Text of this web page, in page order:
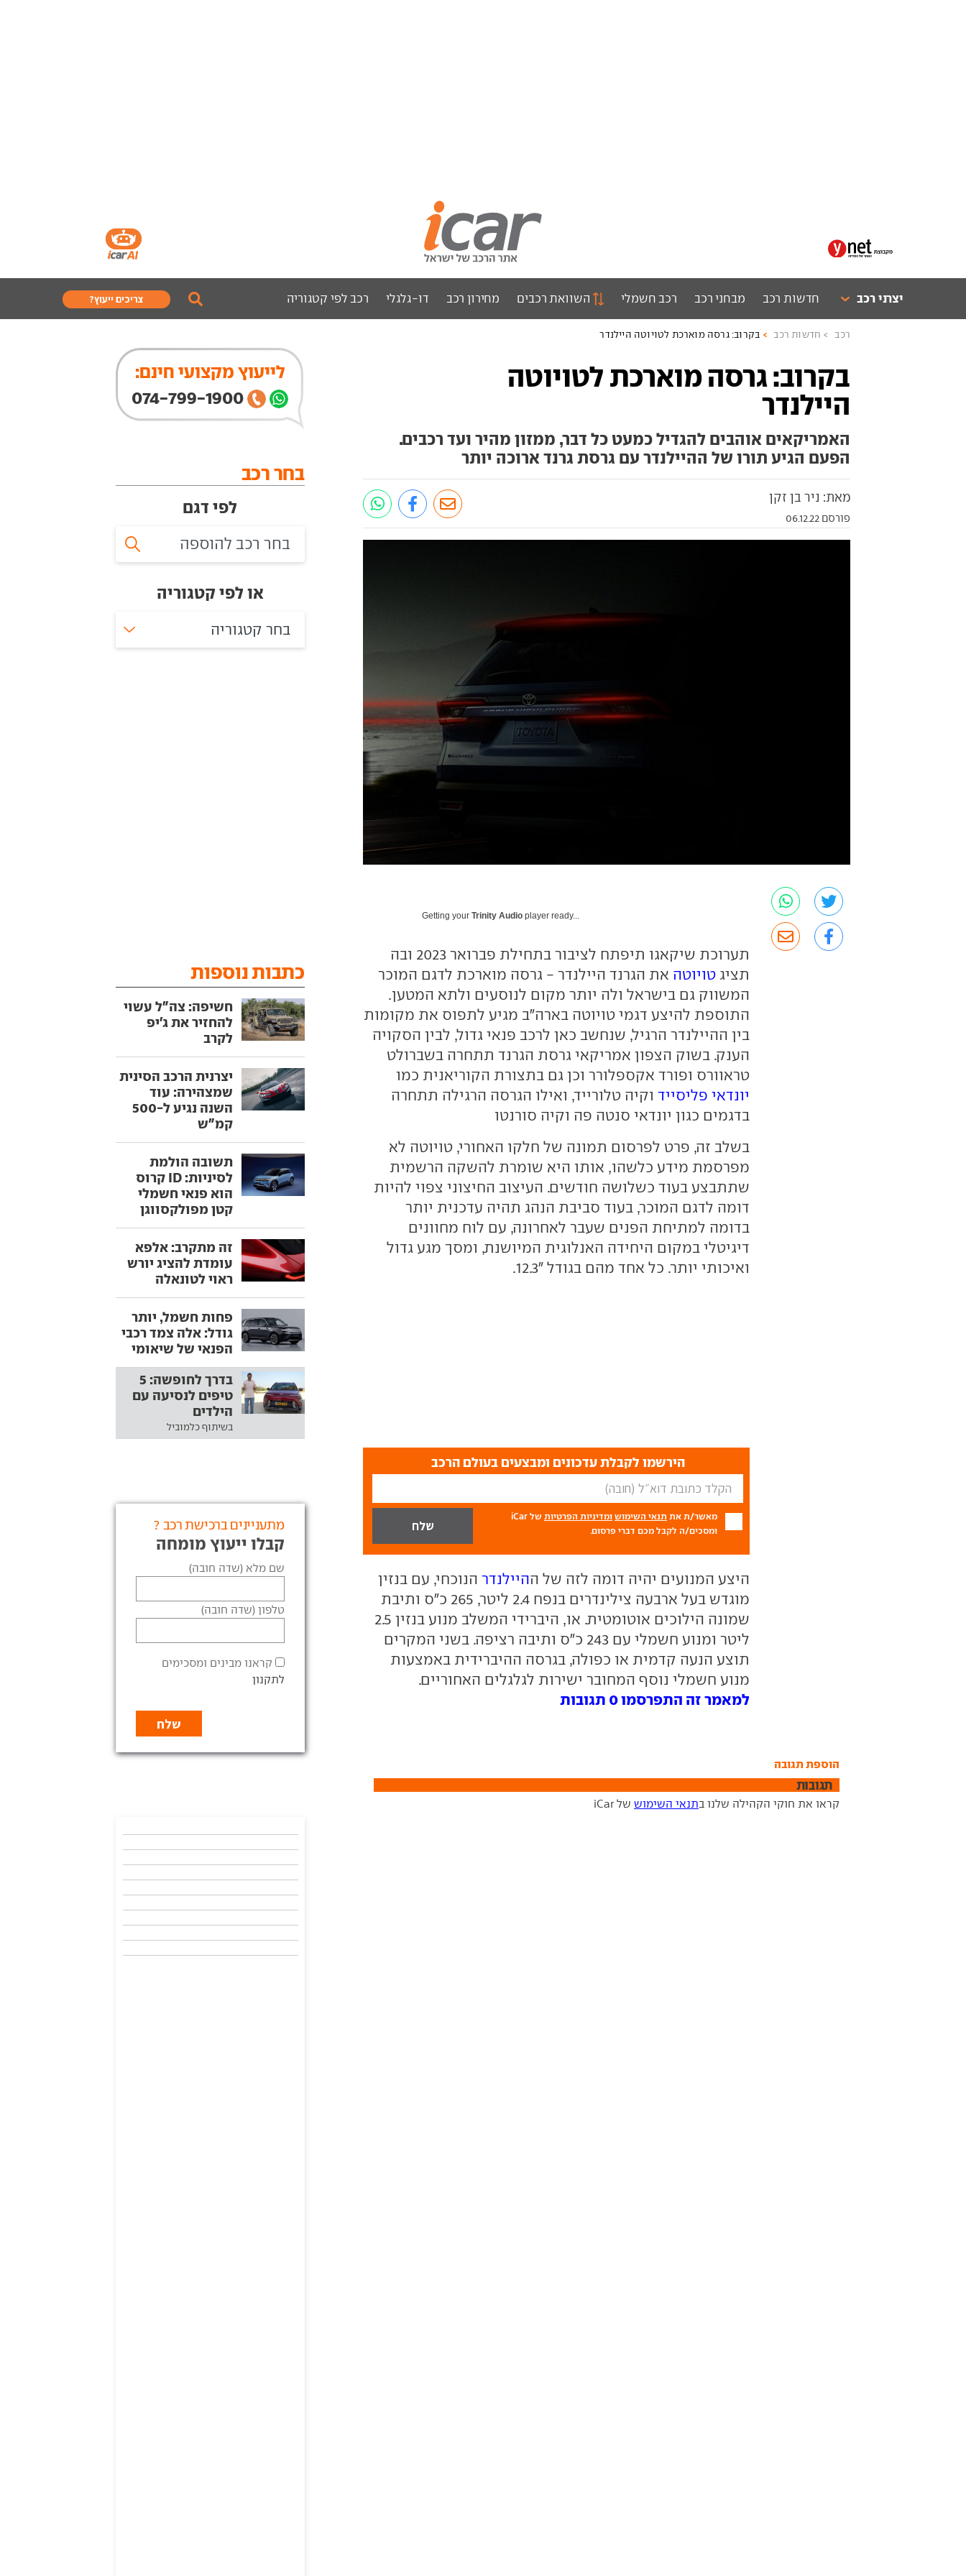
יצרני רכב חדשות רכב מבחני רכב רכב חשמלי השוואת רכבים מחירון רכב דו-גלגלי רכב לפי קטגוריה צריכים ייעוץ?
רכב חדשות רכב בקרוב: גרסה מוארכת לטויוטה היילנדר
בקרוב: גרסה מוארכת לטויוטה
היילנדר
האמריקאים אוהבים להגדיל כמעט כל דבר, ממזון מהיר ועד רכבים.
הפעם הגיע תורו של ההיילנדר עם גרסת גרנד ארוכה יותר
מאת: ניר בן זקן
פורסם 06.12.22
Getting yourTrinity Audio player ready...
תערוכת שיקאגו תיפתח לציבור בתחילת פברואר 2023 ובה
תציג טויוטה את הגרנד היילנדר - גרסה מוארכת לדגם המוכר
המשווק גם בישראל ולה יותר מקום לנוסעים ולתא המטען.
התוספת להיצע דגמי טויוטה בארה"ב מגיע לתפוס את מקומות
בין ההיילנדר הרגיל, שנחשב כאן לרכב פנאי גדול, לבין הסקויה
הענק. בשוק הצפון אמריקאי גרסת הגרנד תתחרה בשברולט
טראוורס ופורד אקספלורר וכן גם בתצורת הקוריאנית כמו
יונדאי פליסייד וקיה טלורייד, ואילו הגרסה הרגילה תתחרה
בדגמים כגון יונדאי סנטה פה וקיה סורנטו
בשלב זה, פרט לפרסום תמונה של חלקו האחורי, טויוטה לא
מפרסמת מידע כלשהו, אותו היא שומרת להשקה הרשמית
שתתבצע בעוד כשלושה חודשים. העיצוב החיצוני צפוי להיות
דומה לדגם המוכר, בעוד סביבת הנהג תהיה עדכנית יותר
בדומה למתיחת הפנים שעבר לאחרונה, עם לוח מחוונים
דיגיטלי במקום היחידה האנלוגית המיושנת, ומסך מגע גדול
ואיכותי יותר. כל אחד מהם בגודל "12.3.
הירשמו לקבלת עדכונים ומבצעים בעולם הרכב
מאשר/ת את תנאי השימוש ומדיניות הפרטיות
של iCar
ומסכים/ה לקבל מכם דברי פרסום.
היצע המנועים יהיה דומה לזה של ההיילנדר הנוכחי, עם בנזין
מוגדש בעל ארבעה צילינדרים בנפח 2.4 ליטר, 265 כ"ס ותיבת
שמונה הילוכים אוטומטית. או, היברידי המשלב מנוע בנזין 2.5
ליטר ומנוע חשמלי עם 243 כ"ס ותיבה רציפה. בשני המקרים
תוצע הנעה קדמית או כפולה, בגרסה ההיברידית באמצעות
מנוע חשמלי נוסף המחובר ישירות לגלגלים האחוריים.
למאמר זה התפרסמו 0 תגובות
הוספת תגובה
תגובות
קראו את חוקי הקהילה שלנו בתנאי השימוש של iCar
לייעוץ מקצועי חינם:
074-799-1900
בחר רכב
לפי דגם
או לפי קטגוריה
בחר קטגוריה
כתבות נוספות
חשיפה: צה"ל עשוי
להחזיר את ג'יפ
לקרב
יצרנית הרכב הסינית
שמצהירה: עוד
השנה נגיע ל-500
קמ"ש
תשובה הולמת
לסיניות: ID קרוס
הוא פנאי חשמלי
קטן מפולקסווגן
זה מתקרב: אלפא
עומדת להציג יורש
ראוי לטונאלה
פחות חשמל, יותר
גודל: אלה צמד רכבי
הפנאי של שיאומי
בדרך לחופשה: 5
טיפים לנסיעה עם
הילדים
בשיתוף כלמוביל
מתעניינים ברכישת רכב ?
קבלו ייעוץ מומחה
שם מלא (שדה חובה)
טלפון (שדה חובה)
קראנו מבינים ומסכימים
לתקנון